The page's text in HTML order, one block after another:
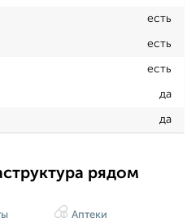
есть
есть
есть
да
да
рядом
Аптеки